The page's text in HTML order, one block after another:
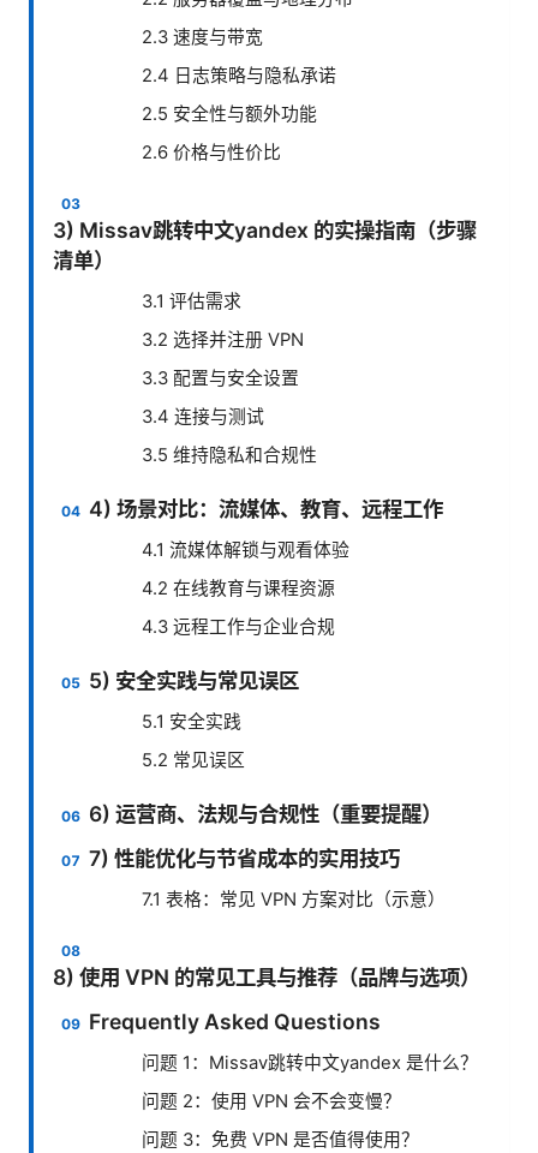
2.3 速度与带宽
2.4 日志策略与隐私承诺
2.5 安全性与额外功能
2.6 价格与性价比
3) Missav跳转中文yandex 的实操指南（步骤
清单）
3.1 评估需求
3.2 选择并注册 VPN
3.3 配置与安全设置
3.4 连接与测试
3.5 维持隐私和合规性
4) 场景对比：流媒体、教育、远程工作
4.1 流媒体解锁与观看体验
4.2 在线教育与课程资源
4.3 远程工作与企业合规
5) 安全实践与常见误区
5.1 安全实践
5.2 常见误区
6) 运营商、法规与合规性（重要提醒）
7) 性能优化与节省成本的实用技巧
7.1 表格：常见 VPN 方案对比（示意）
8) 使用 VPN 的常见工具与推荐（品牌与选项）
Frequently Asked Questions
问题 1：Missav跳转中文yandex 是什么？
问题 2：使用 VPN 会不会变慢？
问题 3：免费 VPN 是否值得使用？